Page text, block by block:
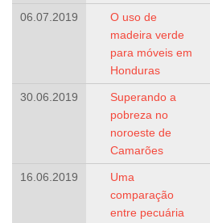
06.07.2019
O uso de
madeira verde
para móveis em
Honduras
30.06.2019
Superando a
pobreza no
noroeste de
Camarões
16.06.2019
Uma
comparação
entre pecuária